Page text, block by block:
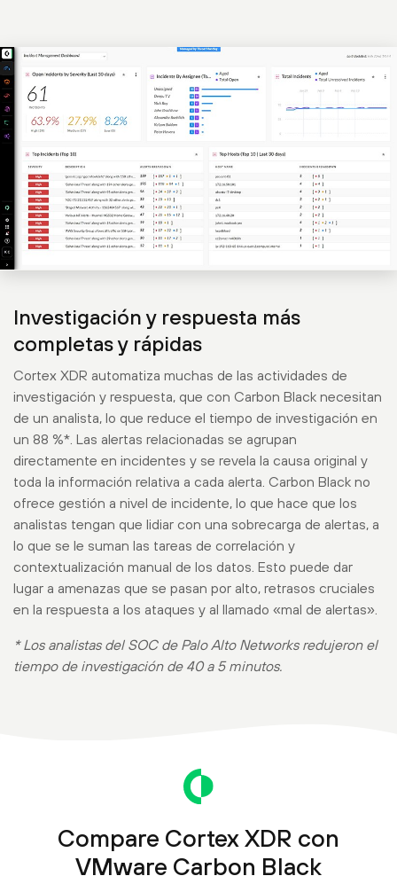
Investigación y respuesta más
completas y rápidas
Cortex XDR automatiza muchas de las actividades de
investigación y respuesta, que con Carbon Black necesitan
de un analista, lo que reduce el tiempo de investigación en
un 88 %*. Las alertas relacionadas se agrupan
directamente en incidentes y se revela la causa original y
toda la información relativa a cada alerta. Carbon Black no
ofrece gestión a nivel de incidente, lo que hace que los
analistas tengan que lidiar con una sobrecarga de alertas, a
lo que se le suman las tareas de correlación y
contextualización manual de los datos. Esto puede dar
lugar a amenazas que se pasan por alto, retrasos cruciales
en la respuesta a los ataques y al llamado «mal de alertas».
* Los analistas del SOC de Palo Alto Networks redujeron el
tiempo de investigación de 40 a 5 minutos.
Compare Cortex XDR con
VMware Carbon Black